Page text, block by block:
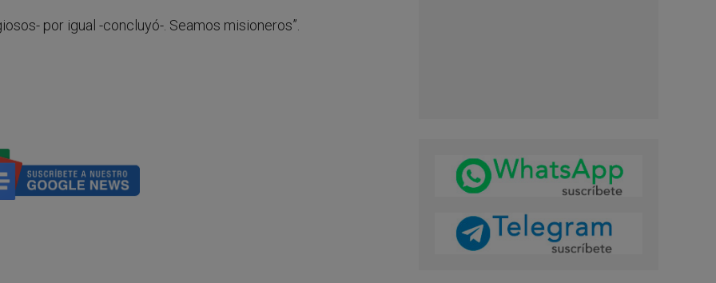
por igual -concluyó-. Seamos misioneros”.